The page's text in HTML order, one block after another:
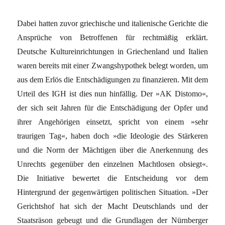
Dabei hatten zuvor griechische und italienische Gerichte die
Ansprüche von Betroffenen für rechtmäßig erklärt.
Deutsche Kultureinrichtungen in Griechenland und Italien
waren bereits mit einer Zwangshypothek belegt worden, um
aus dem Erlös die Entschädigungen zu finanzieren. Mit dem
Urteil des IGH ist dies nun hinfällig. Der »AK Distomo«,
der sich seit Jahren für die Entschädigung der Opfer und
ihrer Angehörigen einsetzt, spricht von einem »sehr
traurigen Tag«, haben doch »die Ideologie des Stärkeren
und die Norm der Mächtigen über die Anerkennung des
Unrechts gegenüber den einzelnen Machtlosen obsiegt«.
Die Initiative bewertet die Entscheidung vor dem
Hintergrund der gegenwärtigen politischen Situation. »Der
Gerichtshof hat sich der Macht Deutschlands und der
Staatsräson gebeugt und die Grundlagen der Nürnberger